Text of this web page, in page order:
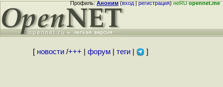
Профиль:Аноним(вход|регистрация)неRUopennet.me
[ новости/+++ форум| теги| ]